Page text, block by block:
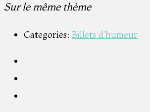
Sur le même thème
Categories: Billets d'humeur